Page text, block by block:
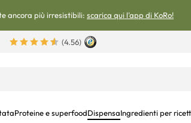
ancora più irresistibili: scarica qui l'app di KoRo!
(4.56)
Proteine e superfoodDispensaIngredienti per